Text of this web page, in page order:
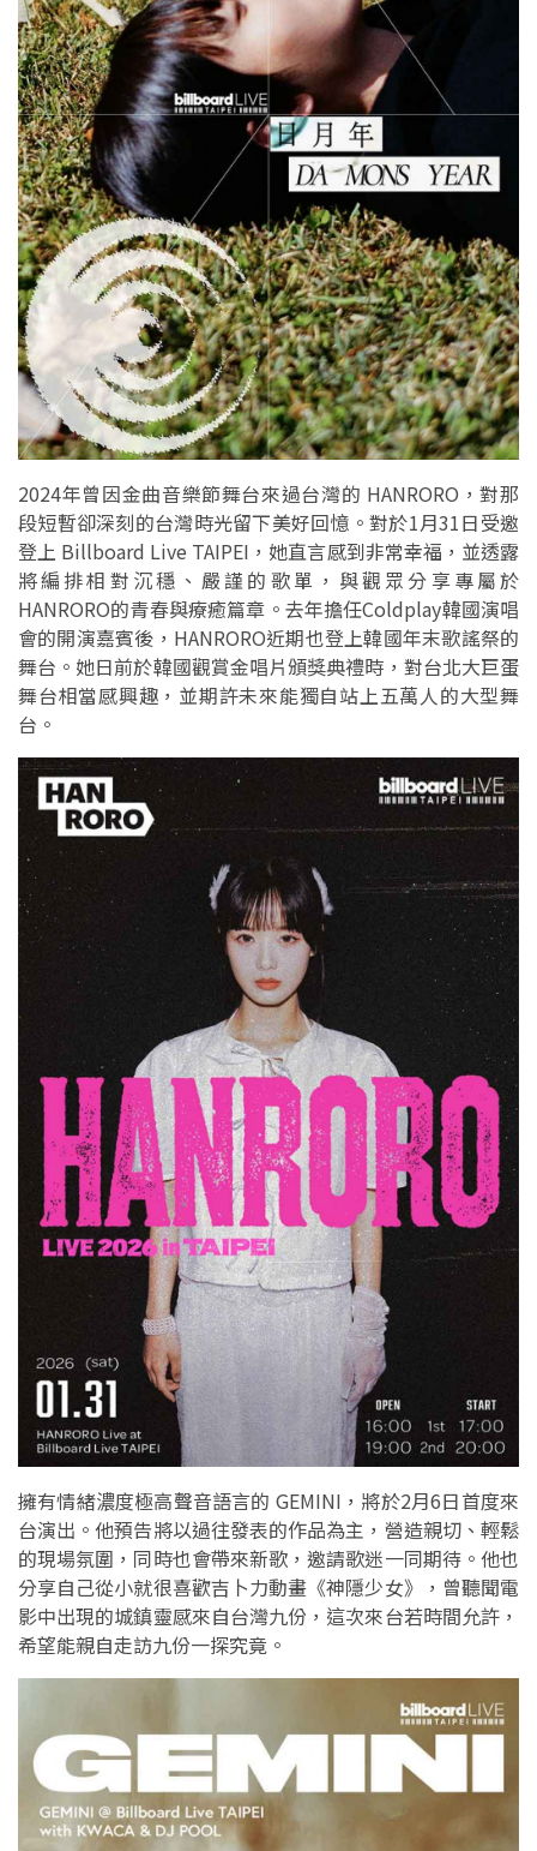
2024年曾因金曲音樂節舞台來過台灣的 HANRORO，對那
段短暫卻深刻的台灣時光留下美好回憶。對於1月31日受邀
登上 Billboard Live TAIPEI，她直言感到非常幸福，並透露
將編排相對沉穩、嚴謹的歌單，與觀眾分享專屬於
HANRORO的青春與療癒篇章。去年擔任Coldplay韓國演唱
會的開演嘉賓後，HANRORO近期也登上韓國年末歌謠祭的
舞台。她日前於韓國觀賞金唱片頒獎典禮時，對台北大巨蛋
舞台相當感興趣，並期許未來能獨自站上五萬人的大型舞
台。
擁有情緒濃度極高聲音語言的 GEMINI，將於2月6日首度來
台演出。他預告將以過往發表的作品為主，營造親切、輕鬆
的現場氛圍，同時也會帶來新歌，邀請歌迷一同期待。他也
分享自己從小就很喜歡吉卜力動畫《神隱少女》，曾聽聞電
影中出現的城鎮靈感來自台灣九份，這次來台若時間允許，
希望能親自走訪九份一探究竟。